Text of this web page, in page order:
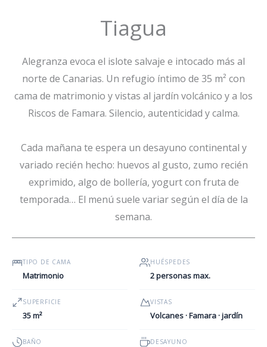
Tiagua
Alegranza evoca el islote salvaje e intocado más al
norte de Canarias. Un refugio íntimo de 35 m² con
cama de matrimonio y vistas al jardín volcánico y a los
Riscos de Famara. Silencio, autenticidad y calma.
Cada mañana te espera un desayuno continental y
variado recién hecho: huevos al gusto, zumo recién
exprimido, algo de bollería, yogurt con fruta de
temporada… El menú suele variar según el día de la
semana.
TIPO DE CAMA
Matrimonio
HUÉSPEDES
2 personas max.
SUPERFICIE
35 m²
VISTAS
Volcanes · Famara · jardín
BAÑO DESAYUNO